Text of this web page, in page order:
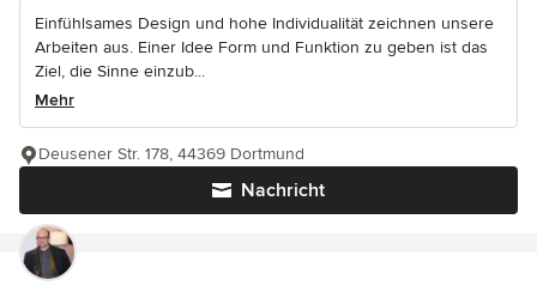
Einfühlsames Design und hohe Individualität zeichnen unsere
Arbeiten aus. Einer Idee Form und Funktion zu geben ist das
Ziel, die Sinne einzub...
Mehr
Nachricht
Deusener Str. 178, 44369 Dortmund